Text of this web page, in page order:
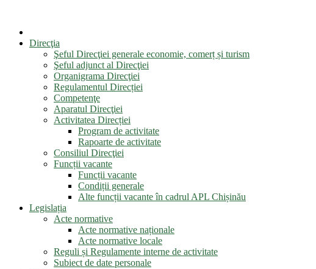
Direcţia
Şeful Direcţiei generale economie, comerț și turism
Şeful adjunct al Direcţiei
Organigrama Direcţiei
Regulamentul Direcției
Competenţe
Aparatul Direcţiei
Activitatea Direcției
Program de activitate
Rapoarte de activitate
Consiliul Direcţiei
Funcții vacante
Funcții vacante
Condiții generale
Alte funcții vacante în cadrul APL Chișinău
Legislația
Acte normative
Acte normative naționale
Acte normative locale
Reguli și Regulamente interne de activitate
Subiect de date personale